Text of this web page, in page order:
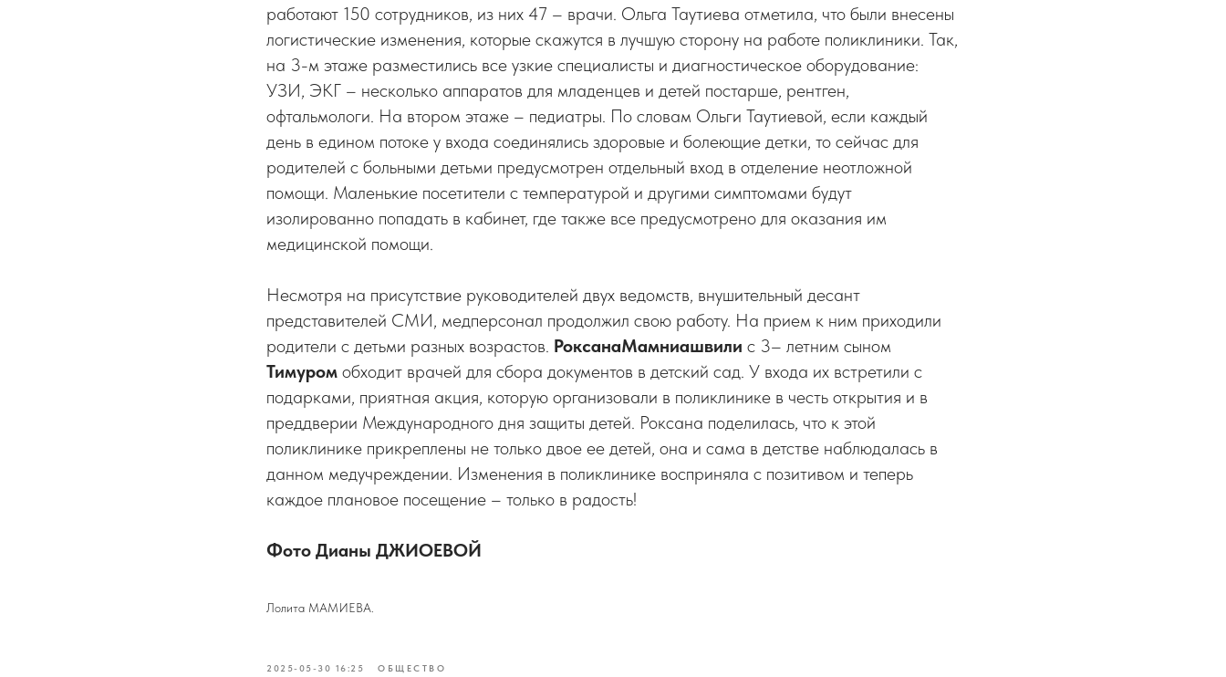
работают 150 сотрудников, из них 47 – врачи. Ольга Таутиева отметила, что были внесены
логистические изменения, которые скажутся в лучшую сторону на работе поликлиники. Так,
на 3-м этаже разместились все узкие специалисты и диагностическое оборудование:
УЗИ, ЭКГ – несколько аппаратов для младенцев и детей постарше, рентген,
офтальмологи. На втором этаже – педиатры. По словам Ольги Таутиевой, если каждый
день в едином потоке у входа соединялись здоровые и болеющие детки, то сейчас для
родителей с больными детьми предусмотрен отдельный вход в отделение неотложной
помощи. Маленькие посетители с температурой и другими симптомами будут
изолированно попадать в кабинет, где также все предусмотрено для оказания им
медицинской помощи.
Несмотря на присутствие руководителей двух ведомств, внушительный десант
представителей СМИ, медперсонал продолжил свою работу. На прием к ним приходили
родители с детьми разных возрастов. РоксанаМамниашвили с 3– летним сыном
Тимуром обходит врачей для сбора документов в детский сад. У входа их встретили с
подарками, приятная акция, которую организовали в поликлинике в честь открытия и в
преддверии Международного дня защиты детей. Роксана поделилась, что к этой
поликлинике прикреплены не только двое ее детей, она и сама в детстве наблюдалась в
данном медучреждении. Изменения в поликлинике восприняла с позитивом и теперь
каждое плановое посещение – только в радость!
Фото Дианы ДЖИОЕВОЙ
Лолита МАМИЕВА.
2025-05-30 16:25 ОБЩЕСТВО